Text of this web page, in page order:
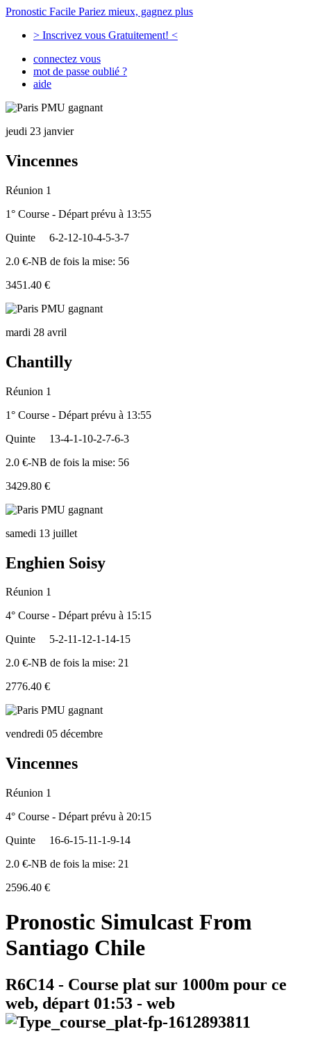
Pronostic Facile Pariez mieux, gagnez plus
> Inscrivez vous Gratuitement! <
connectez vous
mot de passe oublié ?
aide
jeudi 23 janvier
Vincennes
Réunion 1
1° Course - Départ prévu à 13:55
Quinte
6-2-12-10-4-5-3-7
2.0 €-NB de fois la mise: 56
3451.40 €
mardi 28 avril
Chantilly
Réunion 1
1° Course - Départ prévu à 13:55
Quinte
13-4-1-10-2-7-6-3
2.0 €-NB de fois la mise: 56
3429.80 €
samedi 13 juillet
Enghien Soisy
Réunion 1
4° Course - Départ prévu à 15:15
Quinte
5-2-11-12-1-14-15
2.0 €-NB de fois la mise: 21
2776.40 €
vendredi 05 décembre
Vincennes
Réunion 1
4° Course - Départ prévu à 20:15
Quinte
16-6-15-11-1-9-14
2.0 €-NB de fois la mise: 21
2596.40 €
Pronostic Simulcast From
Santiago Chile
R6C14 - Course plat sur 1000m pour ce
web, départ 01:53 - web